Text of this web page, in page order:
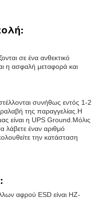
σε ένα ανθεκτικό
η ασφαλή μεταφορά και
συνήθως εντός 1-2
της παραγγελίας.Η
είναι η UPS Ground.Μόλις
λάβετε έναν αριθμό
την κατάσταση
αφρού ESD είναι HZ-